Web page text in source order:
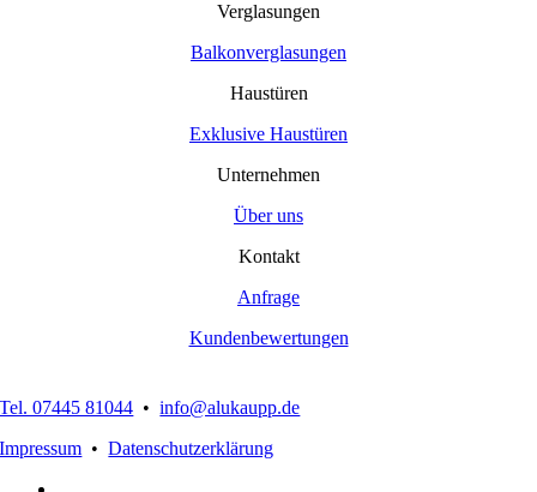
Verglasungen
Balkonverglasungen
Haustüren
Exklusive Haustüren
Unternehmen
Über uns
Kontakt
Anfrage
Kundenbewertungen
Tel. 07445 81044 •info@alukaupp.de
Impressum •Datenschutzerklärung